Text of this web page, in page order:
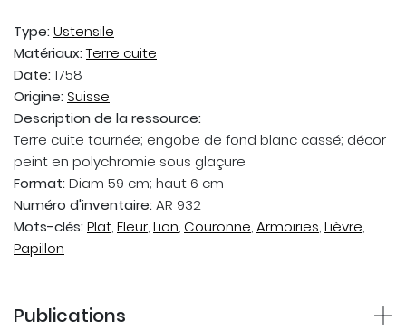
Type: Ustensile
Matériaux: Terre cuite
Date: 1758
Origine: Suisse
Description de la ressource:
Terre cuite tournée; engobe de fond blanc cassé; décor
peint en polychromie sous glaçure
Format: Diam 59 cm; haut 6 cm
Numéro d'inventaire: AR 932
Mots-clés: Plat,Fleur,Lion, Couronne,Armoiries,Lièvre,
Papillon
Publications